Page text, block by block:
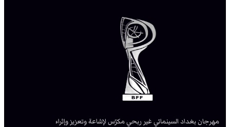
مهرجان بغداد السينمائي غير ربحي مكرّس لإشاعة وتعزيز وإثراء